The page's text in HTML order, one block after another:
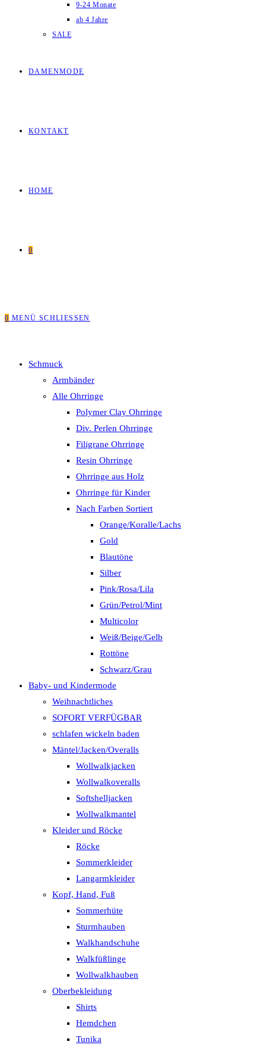
9-24 Monate
ab 4 Jahre
SALE
DAMENMODE
KONTAKT
HOME
0
0 MENÜ SCHLIESSEN
Schmuck
Armbänder
Alle Ohrringe
Polymer Clay Ohrringe
Div. Perlen Ohrringe
Filigrane Ohrringe
Resin Ohrringe
Ohrringe aus Holz
Ohrringe für Kinder
Nach Farben Sortiert
Orange/Koralle/Lachs
Gold
Blautöne
Silber
Pink/Rosa/Lila
Grün/Petrol/Mint
Multicolor
Weiß/Beige/Gelb
Rottöne
Schwarz/Grau
Baby- und Kindermode
Weihnachtliches
SOFORT VERFÜGBAR
schlafen wickeln baden
Mäntel/Jacken/Overalls
Wollwalkjacken
Wollwalkoveralls
Softshelljacken
Wollwalkmantel
Kleider und Röcke
Röcke
Sommerkleider
Langarmkleider
Kopf, Hand, Fuß
Sommerhüte
Sturmhauben
Walkhandschuhe
Walkfüßlinge
Wollwalkhauben
Oberbekleidung
Shirts
Hemdchen
Tunika